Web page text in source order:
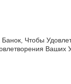
Чтобы
Ваших